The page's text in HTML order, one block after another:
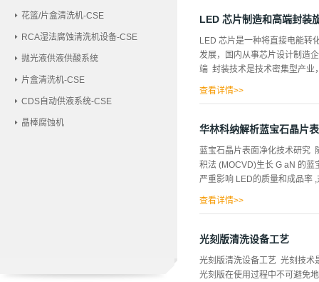
花篮/片盒清洗机-CSE
RCA湿法腐蚀清洗机设备-CSE
抛光液供液供酸系统
片盒清洗机-CSE
CDS自动供液系统-CSE
晶棒腐蚀机
列数十种型号的产品；广泛应
阳能行业提供创新的专用的湿
赞许和信赖。你可能会感兴趣
加2017年慕尼黑上海半导体展
国际博览中心 T馆地址：上海
LED 芯片制造和高端封
LED 芯片是一种将直接电能转
发展，国内从事芯片设计制造
端 封装技术是技术密集型产业
设备。LED 封装就是在保证其
造和封装去胶设备现状 随着科
技术包括了膜沉积、光照、去
路封装需求，开发凸点个数
查看详情>>
华林科纳解析蓝宝石晶片
蓝宝石晶片表面净化技术研究
积法 (MOCVD)生长 G aN 的蓝
严重影响 LED的质量和成品率
2 μm 的颗粒数应小于 20个 /片
来, 或者制造出来的 LED性能
LED 生产的人来说都具有十分
查看详情>>
光刻版清洗设备工艺
光刻版清洗设备工艺 光刻技术
光刻版在使用过程中不可避免